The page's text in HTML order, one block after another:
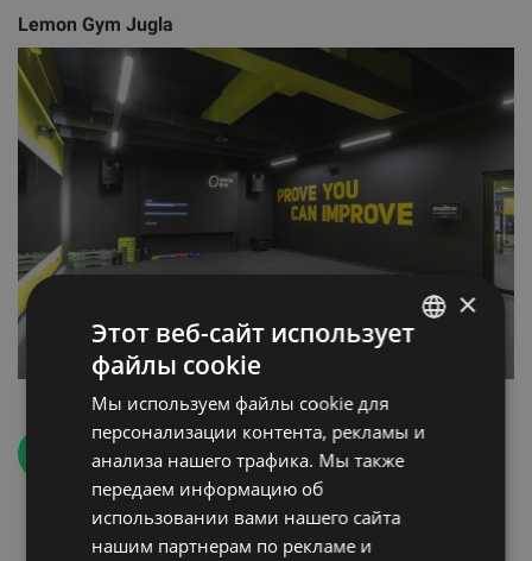
Lemon Gym Jugla
Назад
×
Этот веб-сайт использует
файлы cookie
Мы используем файлы cookie для
персонализации контента, рекламы и
анализа нашего трафика. Мы также
передаем информацию об
использовании вами нашего сайта
нашим партнерам по рекламе и